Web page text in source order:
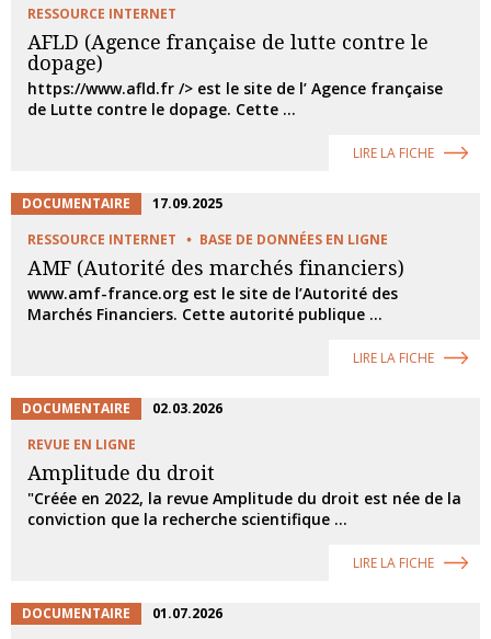
RESSOURCE INTERNET
AFLD (Agence française de lutte contre le
dopage)
https://www.afld.fr /> est le site de l’ Agence française
de Lutte contre le dopage. Cette ...
LIRE LA FICHE
DOCUMENTAIRE
17.09.2025
RESSOURCE INTERNET
BASE DE DONNÉES EN LIGNE
AMF (Autorité des marchés financiers)
www.amf-france.org est le site de l’Autorité des
Marchés Financiers. Cette autorité publique ...
LIRE LA FICHE
DOCUMENTAIRE
02.03.2026
REVUE EN LIGNE
Amplitude du droit
"Créée en 2022, la revue Amplitude du droit est née de la
conviction que la recherche scientifique ...
LIRE LA FICHE
DOCUMENTAIRE
01.07.2026